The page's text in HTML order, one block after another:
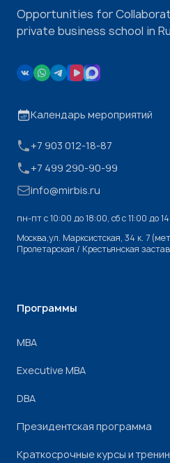
Opportunities for
private business school in
Календарь мероприятий
+7 903 012-18-87
+7 499 290-90-99
info@mirbis.ru
пн-пт с 10:00 до 18:00, cб с 11:00 до
Москва,ул. Марксистская, 34 к. 7
Пролетарская / Крестьянская
Программы
МВА
Executive MBA
DBA
Президентская программа
Краткосрочные курсы и